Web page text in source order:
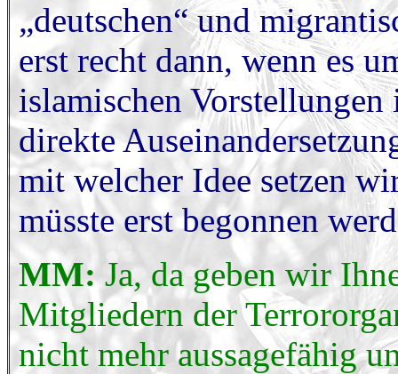
„deutschen“ und
erst recht dann, wenn es
islamischen
direkte
mit welcher Idee setzen
müsste erst begonnen
MM:Ja, da geben wir
Mitgliedern der
nicht mehr aussagefähig